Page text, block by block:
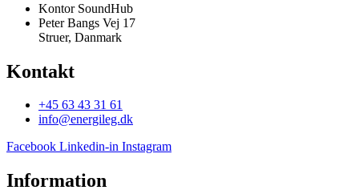
Kontor SoundHub
Peter Bangs Vej 17
Struer, Danmark
Kontakt
+45 63 43 31 61
info@energileg.dk
Facebook Linkedin-in Instagram
Information